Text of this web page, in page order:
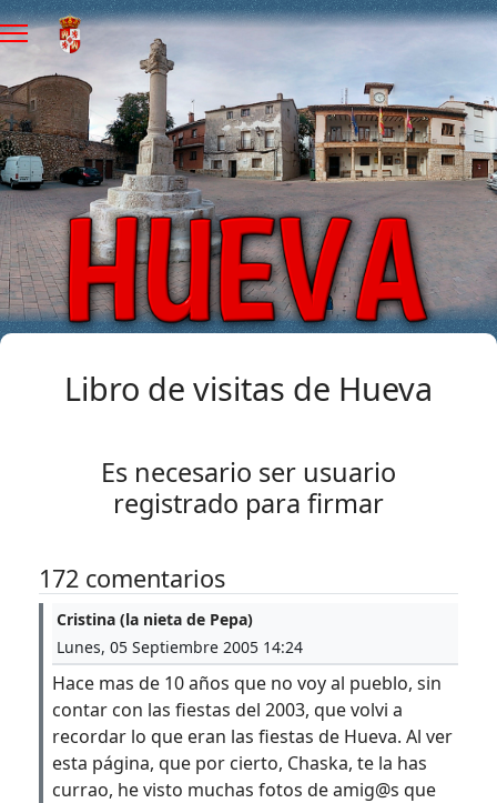
Libro de visitas de Hueva
Es necesario ser usuario
registrado para firmar
172 comentarios
Cristina (la nieta de Pepa)
Lunes, 05 Septiembre 2005 14:24
Hace mas de 10 años que no voy al pueblo, sin
contar con las fiestas del 2003, que volvi a
recordar lo que eran las fiestas de Hueva. Al ver
esta página, que por cierto, Chaska, te la has
currao, he visto muchas fotos de amig@s que